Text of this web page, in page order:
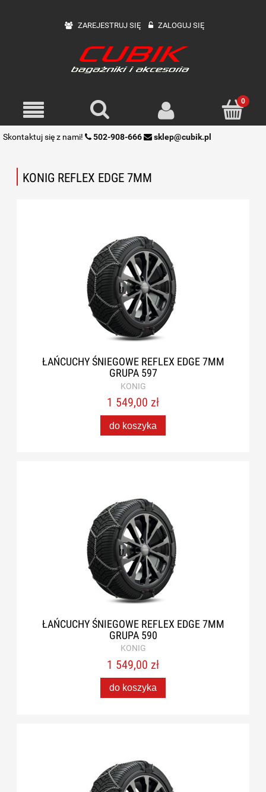
ZAREJESTRUJ SIĘ ZALOGUJ SIĘ
Skontaktuj się z nami! 502-908-666 sklep@cubik.pl
KONIG REFLEX EDGE 7MM
ŁAŃCUCHY ŚNIEGOWE REFLEX EDGE 7MM
GRUPA 597
KONIG
1 549,00 zł
do koszyka
ŁAŃCUCHY ŚNIEGOWE REFLEX EDGE 7MM
GRUPA 590
KONIG
1 549,00 zł
do koszyka